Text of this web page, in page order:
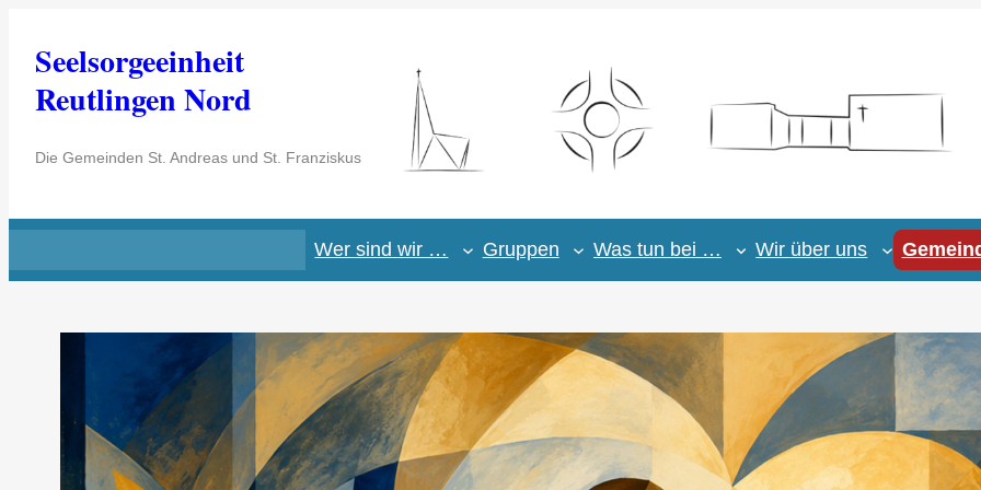
Inhalt
springen
Seelsorgeeinheit
Reutlingen Nord
Die Gemeinden St. Andreas und St. Franziskus
Wer sind wir … Gruppen Was tun bei … Wir über uns